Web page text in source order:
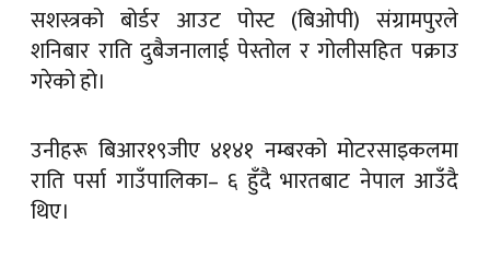
सशस्त्रको बोर्डर आउट पोस्ट (बिओपी) संग्रामपुरले
शनिबार राति दुबैजनालाई पेस्तोल र गोलीसहित पक्राउ
गरेको हो।
उनीहरू बिआर१९जीए ४१४१ नम्बरको मोटरसाइकलमा
राति पर्सा गाउँपालिका– ६ हुँदै भारतबाट नेपाल आउँदै
थिए।